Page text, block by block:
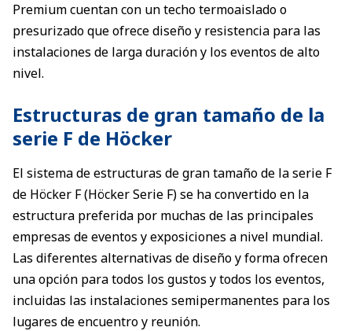
Premium cuentan con un techo termoaislado o
presurizado que ofrece diseño y resistencia para las
instalaciones de larga duración y los eventos de alto
nivel.
Estructuras de gran tamaño de la
serie F de Höcker
El sistema de estructuras de gran tamaño de la serie F
de Höcker F (Höcker Serie F) se ha convertido en la
estructura preferida por muchas de las principales
empresas de eventos y exposiciones a nivel mundial.
Las diferentes alternativas de diseño y forma ofrecen
una opción para todos los gustos y todos los eventos,
incluidas las instalaciones semipermanentes para los
lugares de encuentro y reunión.